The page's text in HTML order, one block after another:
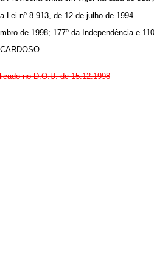
nº 8.913, de 12 de julho de 1994.
de 1998; 177º da Independência e
no D.O.U. de 15.12.1998